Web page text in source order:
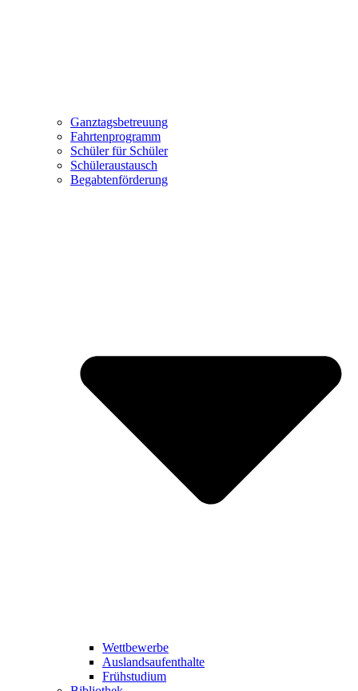
Ganztagsbetreuung
Fahrtenprogramm
Schüler für Schüler
Schüleraustausch
Begabtenförderung
Wettbewerbe
Auslandsaufenthalte
Frühstudium